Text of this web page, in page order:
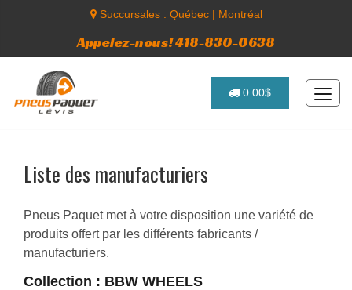
Succursales : Québec| Montréal
Appelez-nous! 418-830-0638
0.00$
Liste des manufacturiers
Pneus Paquet met à votre disposition une variété de
produits offert par les différents fabricants /
manufacturiers.
Collection : BBW WHEELS